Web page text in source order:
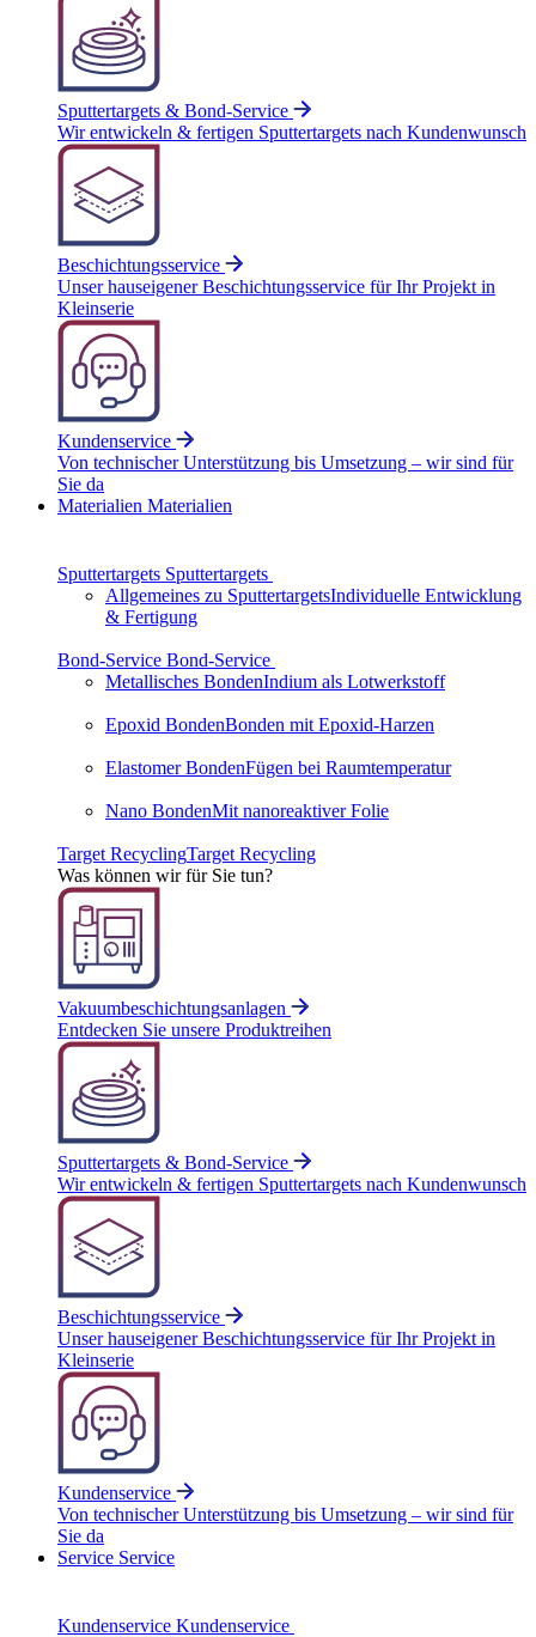
Sputtertargets & Bond-Service
Wir entwickeln & fertigen Sputtertargets nach Kundenwunsch
Beschichtungsservice
Unser hauseigener Beschichtungsservice für Ihr Projekt in
Kleinserie
Kundenservice
Von technischer Unterstützung bis Umsetzung – wir sind für
Sie da
Materialien Materialien
Sputtertargets Sputtertargets
Allgemeines zu SputtertargetsIndividuelle Entwicklung
& Fertigung
Bond-Service Bond-Service
Metallisches BondenIndium als Lotwerkstoff
Epoxid BondenBonden mit Epoxid-Harzen
Elastomer BondenFügen bei Raumtemperatur
Nano BondenMit nanoreaktiver Folie
Target RecyclingTarget Recycling
Was können wir für Sie tun?
Vakuumbeschichtungsanlagen
Entdecken Sie unsere Produktreihen
Sputtertargets & Bond-Service
Wir entwickeln & fertigen Sputtertargets nach Kundenwunsch
Beschichtungsservice
Unser hauseigener Beschichtungsservice für Ihr Projekt in
Kleinserie
Kundenservice
Von technischer Unterstützung bis Umsetzung – wir sind für
Sie da
Service Service
Kundenservice Kundenservice